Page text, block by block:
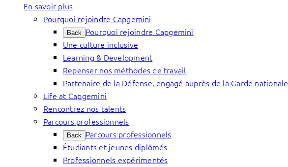
En savoir plus
Pourquoi rejoindre Capgemini
Back Pourquoi rejoindre Capgemini
Une culture inclusive
Learning & Development
Repenser nos méthodes de travail
Partenaire de la Défense, engagé auprès de la Garde nationale
Life at Capgemini
Rencontrez nos talents
Parcours professionnels
Back Parcours professionnels
Étudiants et jeunes diplômés
Professionnels expérimentés